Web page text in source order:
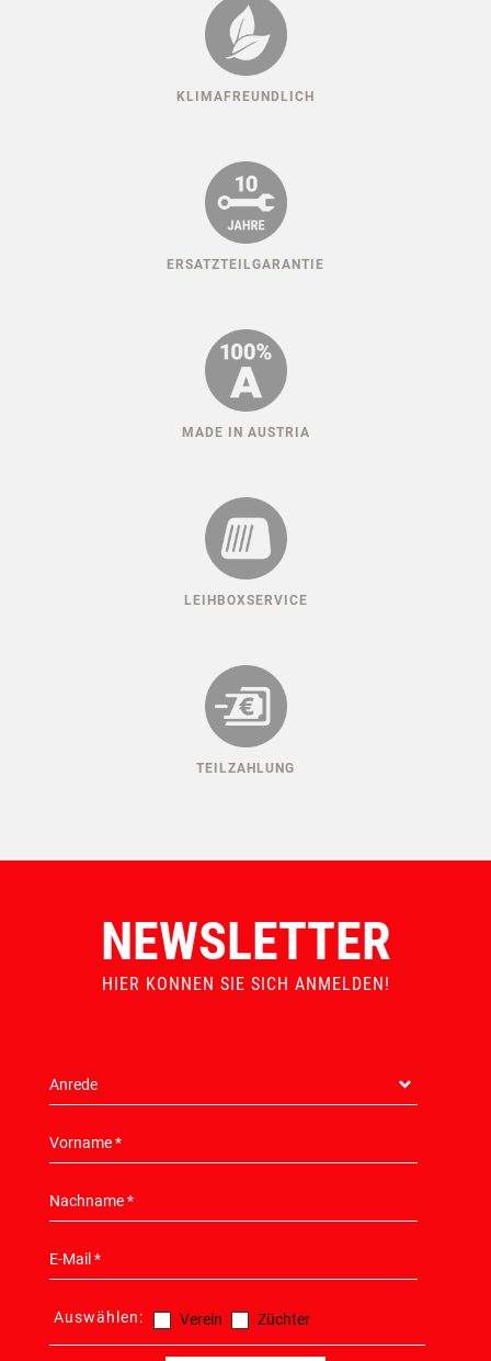
KLIMAFREUNDLICH
ERSATZTEILGARANTIE
MADE IN AUSTRIA
LEIHBOXSERVICE
TEILZAHLUNG
NEWSLETTER
HIER KONNEN SIE SICH ANMELDEN!
Auswählen: Verein Züchter